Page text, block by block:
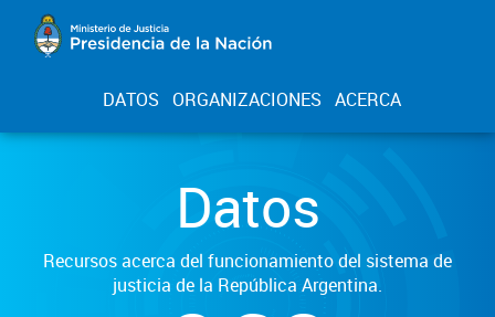
DATOS ORGANIZACIONES ACERCA
Datos
Recursos acerca del funcionamiento del sistema de
justicia de la República Argentina.